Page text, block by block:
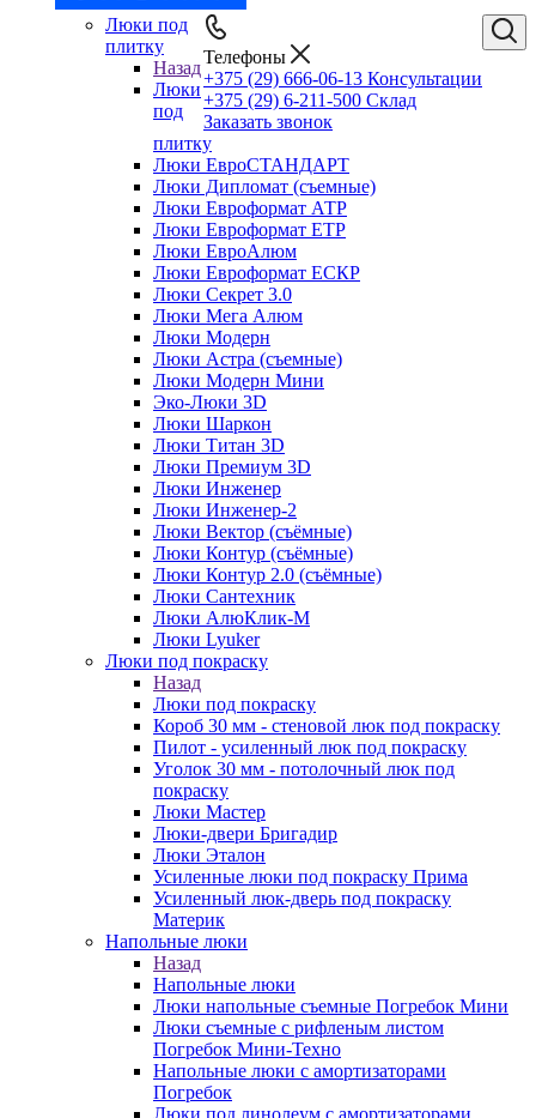
Телефоны
+375 (29) 666-06-13 Консультации
+375 (29) 6-211-500 Склад
Заказать звонок
Люки под
плитку
Назад
Люки
под
плитку
Люки ЕвроСТАНДАРТ
Люки Дипломат (съемные)
Люки Евроформат АТР
Люки Евроформат ЕТР
Люки ЕвроАлюм
Люки Евроформат ЕСКР
Люки Секрет 3.0
Люки Мега Алюм
Люки Модерн
Люки Астра (съемные)
Люки Модерн Мини
Эко-Люки 3D
Люки Шаркон
Люки Титан 3D
Люки Премиум 3D
Люки Инженер
Люки Инженер-2
Люки Вектор (съёмные)
Люки Контур (съёмные)
Люки Контур 2.0 (съёмные)
Люки Сантехник
Люки АлюКлик-М
Люки Lyuker
Люки под покраску
Назад
Люки под покраску
Короб 30 мм - стеновой люк под покраску
Пилот - усиленный люк под покраску
Уголок 30 мм - потолочный люк под
покраску
Люки Мастер
Люки-двери Бригадир
Люки Эталон
Усиленные люки под покраску Прима
Усиленный люк-дверь под покраску
Материк
Напольные люки
Назад
Напольные люки
Люки напольные съемные Погребок Мини
Люки съемные с рифленым листом
Погребок Мини-Техно
Напольные люки с амортизаторами
Погребок
Люки под линолеум с амортизаторами